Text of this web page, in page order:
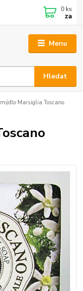
Menu
Hledat
0 ks
za
Marsiglia Toscano